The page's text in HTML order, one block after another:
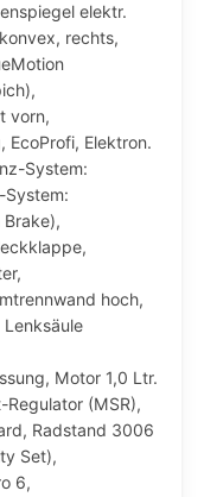
elektr.
rechts,
vorn,
EcoProfi, Elektron.
System:
System:
hoch,
Motor 1,0 Ltr.
(MSR),
Radstand 3006
Set),
6,